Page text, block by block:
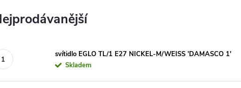
svítidlo EGLO TL/1 E27 NICKEL-M/WEISS 'DAMASCO 1'
Skladem